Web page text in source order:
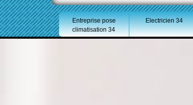
Entreprise pose
climatisation 34
Electricien 34